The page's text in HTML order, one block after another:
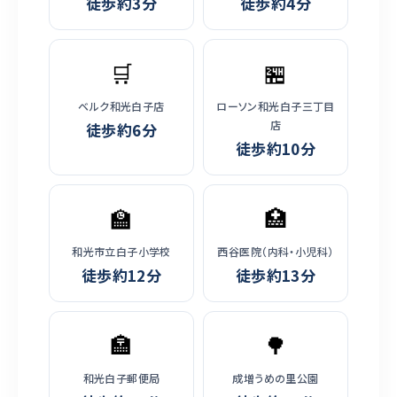
🛒
ベルク和光白子店
徒歩約6分
🏪
ローソン和光白子三丁目
店
徒歩約10分
🏫
和光市立白子小学校
徒歩約12分
🏥
西谷医院（内科・小児科）
徒歩約13分
🏣
和光白子郵便局
🌳
成増うめの里公園